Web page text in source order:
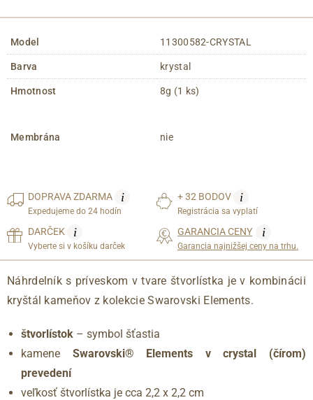
Model 11300582-CRYSTAL
Barva krystal
Hmotnost 8g (1 ks)
Membrána nie
DOPRAVAZDARMA i
Expedujeme do 24 hodín
+ 32 BODOV i
Registrácia sa vyplatí
DARČEK i
Vyberte si v košíku darček
GARANCIA CENY i
Garancia najnižšej ceny na trhu.
Náhrdelník s príveskom v tvare štvorlístka je v kombinácii
kryštál kameňov z kolekcie Swarovski Elements.
štvorlístok – symbol šťastia
kamene Swarovski® Elements v crystal (čírom)
prevedení
veľkosť štvorlístka je cca 2,2 x 2,2 cm